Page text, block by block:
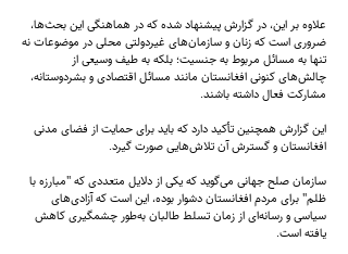
علاوه بر این، در گزارش پیشنهاد شده که در هماهنگی این بحث‌ها،
ضروری است که زنان و سازمان‌های غیردولتی محلی در موضوعات نه
تنها به مسائل مربوط به جنسیت؛ بلکه به طیف وسیعی از
چالش‌های کنونی افغانستان مانند مسائل اقتصادی و بشردوستانه،
مشارکت فعال داشته باشند.
این گزارش همچنین تأکید دارد که باید برای حمایت از فضای مدنی
افغانستان و گسترش آن تلاش‌هایی صورت گیرد.
سازمان صلح جهانی می‌گوید که یکی از دلایل متعددی که "مبارزه با
ظلم" برای مردم افغانستان دشوار بوده، این است که آزادی‌های
سیاسی و رسانه‌ای از زمان تسلط طالبان به‌طور چشمگیری کاهش
یافته است.